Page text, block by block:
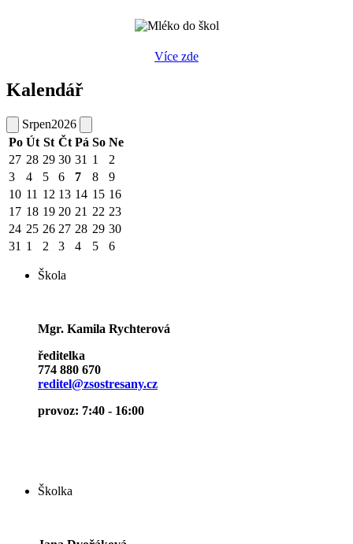
Více zde
Kalendář
Srpen2026
Po Út St Čt Pá So Ne
27 28 29 30 31 1
2
3
4 5 6 7 8
9
10 11 12 13 14 15 16
17 18 19 20 21 22 23
24 25 26 27 28 29 30
31 1 2 3 4 5 6
Škola
Mgr. Kamila Rychterová
ředitelka
774 880 670
reditel@zsostresany.cz
provoz: 7:40 - 16:00
Školka